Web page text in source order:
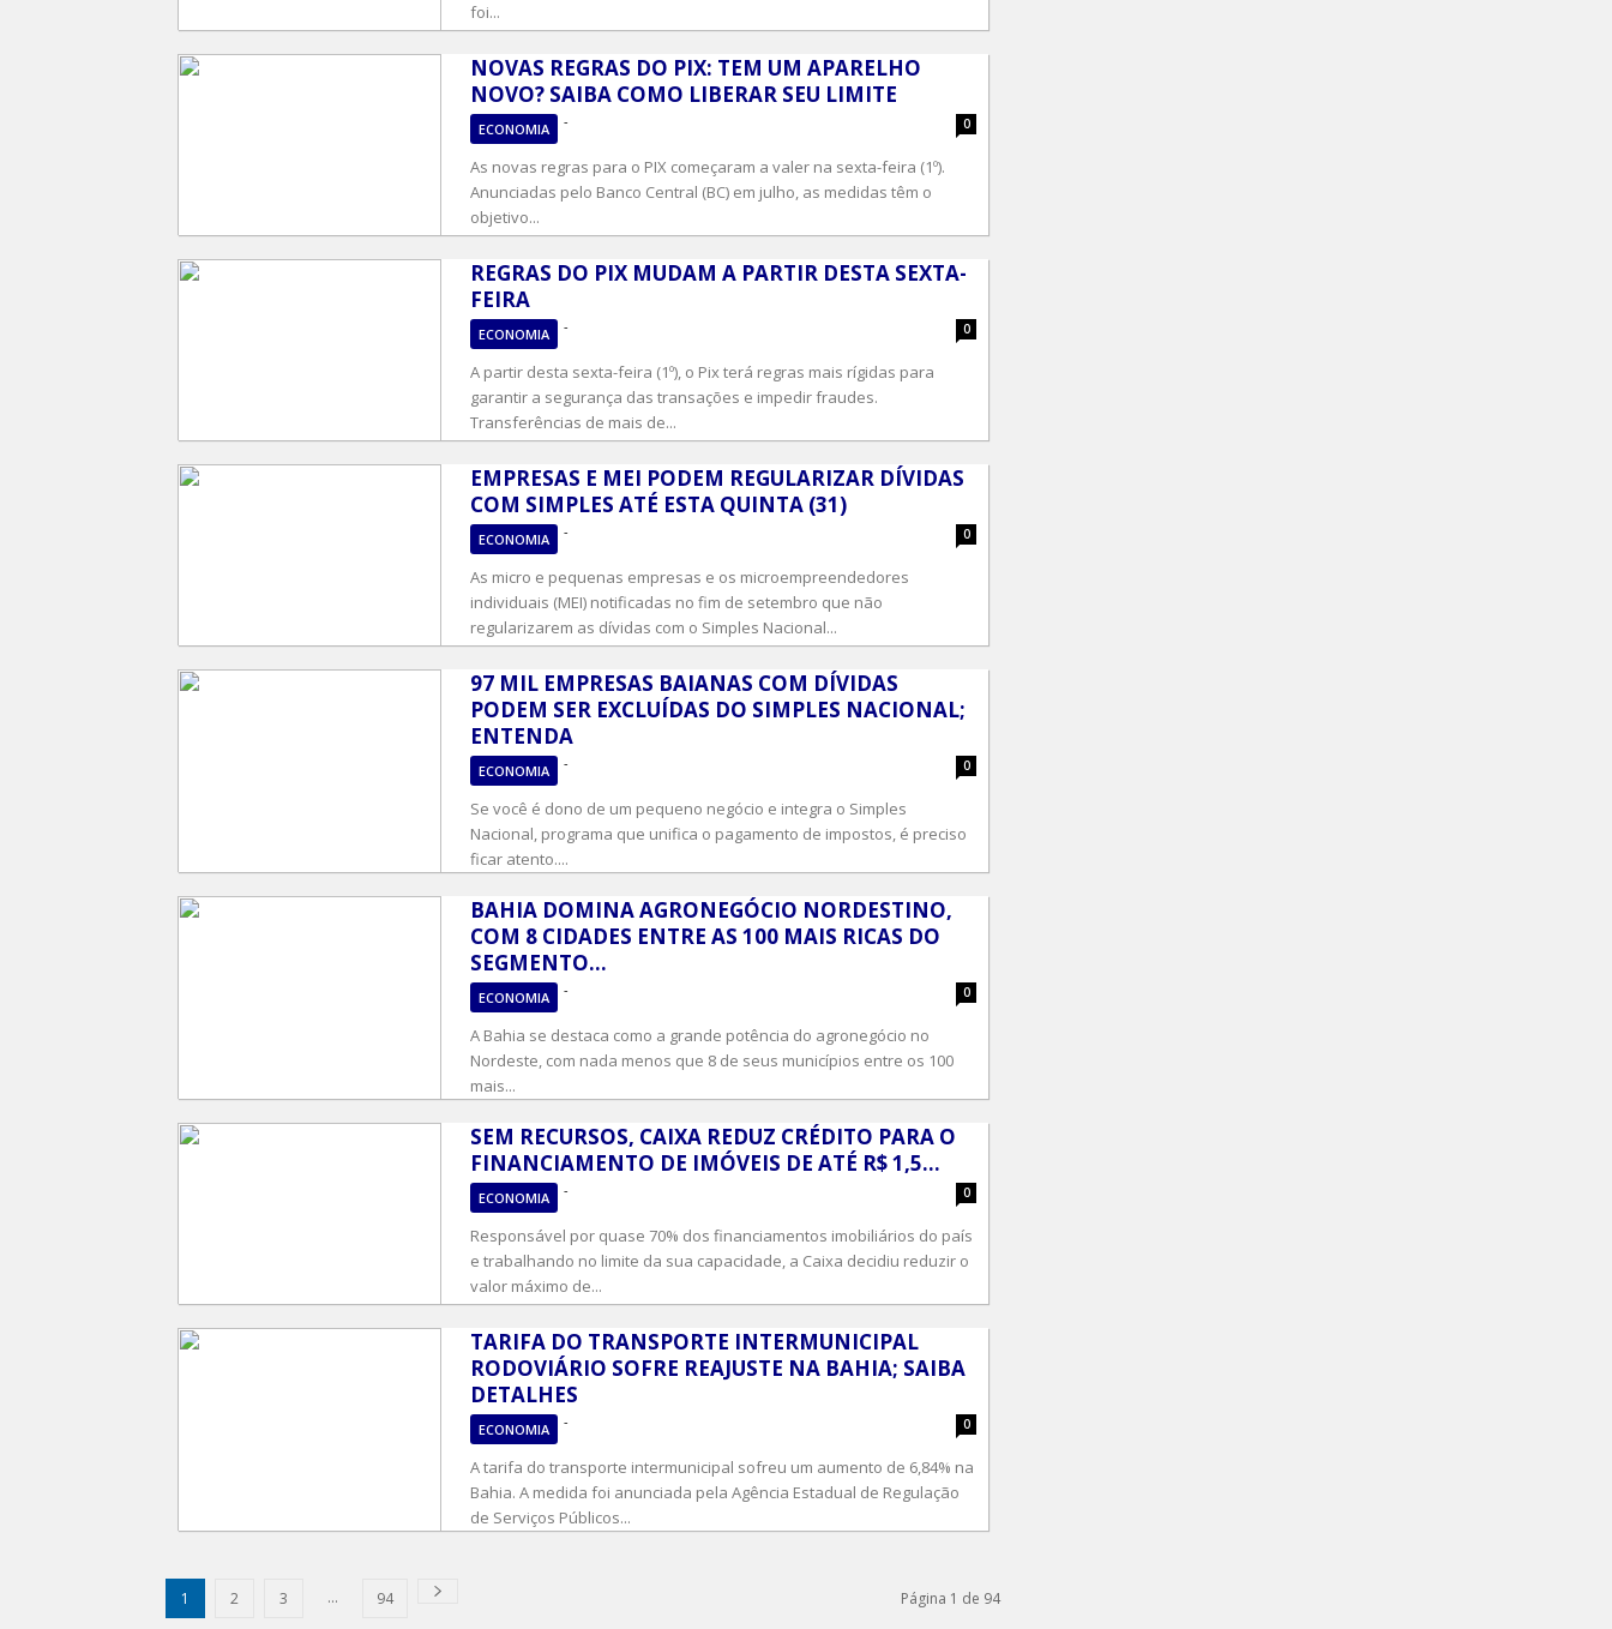
foi...
NOVAS REGRAS DO PIX: TEM UM APARELHO
NOVO? SAIBA COMO LIBERAR SEU LIMITE
ECONOMIA - 0
As novas regras para o PIX começaram a valer na sexta-feira (1º).
Anunciadas pelo Banco Central (BC) em julho, as medidas têm o
objetivo...
REGRAS DO PIX MUDAM A PARTIR DESTA SEXTA-
FEIRA
ECONOMIA - 0
A partir desta sexta-feira (1º), o Pix terá regras mais rígidas para
garantir a segurança das transações e impedir fraudes.
Transferências de mais de...
EMPRESAS E MEI PODEM REGULARIZAR DÍVIDAS
COM SIMPLES ATÉ ESTA QUINTA (31)
ECONOMIA - 0
As micro e pequenas empresas e os microempreendedores
individuais (MEI) notificadas no fim de setembro que não
regularizarem as dívidas com o Simples Nacional...
97 MIL EMPRESAS BAIANAS COM DÍVIDAS
PODEM SER EXCLUÍDAS DO SIMPLES NACIONAL;
ENTENDA
ECONOMIA - 0
Se você é dono de um pequeno negócio e integra o Simples
Nacional, programa que unifica o pagamento de impostos, é preciso
ficar atento....
BAHIA DOMINA AGRONEGÓCIO NORDESTINO,
COM 8 CIDADES ENTRE AS 100 MAIS RICAS DO
SEGMENTO...
ECONOMIA - 0
A Bahia se destaca como a grande potência do agronegócio no
Nordeste, com nada menos que 8 de seus municípios entre os 100
mais...
SEM RECURSOS, CAIXA REDUZ CRÉDITO PARA O
FINANCIAMENTO DE IMÓVEIS DE ATÉ R$ 1,5...
ECONOMIA - 0
Responsável por quase 70% dos financiamentos imobiliários do país
e trabalhando no limite da sua capacidade, a Caixa decidiu reduzir o
valor máximo de...
TARIFA DO TRANSPORTE INTERMUNICIPAL
RODOVIÁRIO SOFRE REAJUSTE NA BAHIA; SAIBA
DETALHES
ECONOMIA - 0
A tarifa do transporte intermunicipal sofreu um aumento de 6,84% na
Bahia. A medida foi anunciada pela Agência Estadual de Regulação
de Serviços Públicos...
1 2 3 ... 94 Página 1 de 94